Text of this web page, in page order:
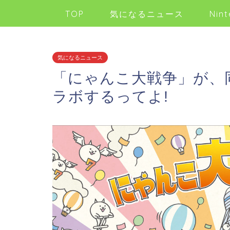
TOP 気になるニュース
気になるニュース
「にゃんこ大戦争」が
ラボするってよ!